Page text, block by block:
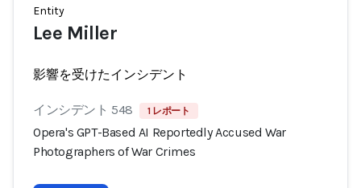
Entity
Lee Miller
影響を受けたインシデント
インシデント 548 1 レポート
Opera's GPT-Based AI Reportedly Accused War
Photographers of War Crimes